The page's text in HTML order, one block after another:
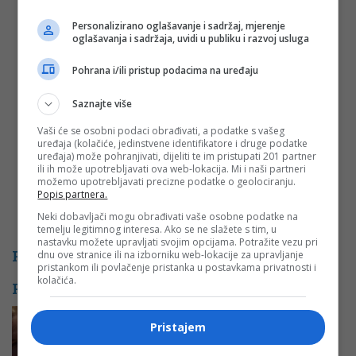
Komentar
PROMO
POVEZANE VIJESTI
Majci dvoje djece hitno potrebna
pomoć: Za liječenje treba 15.000 KM
Personalizirano oglašavanje i sadržaj, mjerenje
oglašavanja i sadržaja, uvidi u publiku i razvoj usluga
Pohrana i/ili pristup podacima na uređaju
Saznajte više
Vaši će se osobni podaci obrađivati, a podatke s vašeg
uređaja (kolačiće, jedinstvene identifikatore i druge podatke
uređaja) može pohranjivati, dijeliti te im pristupati 201 partner
ili ih može upotrebljavati ova web-lokacija. Mi i naši partneri
možemo upotrebljavati precizne podatke o geolociranju.
Popis partnera.
Neki dobavljači mogu obrađivati vaše osobne podatke na
temelju legitimnog interesa. Ako se ne slažete s tim, u
nastavku možete upravljati svojim opcijama. Potražite vezu pri
dnu ove stranice ili na izborniku web-lokacije za upravljanje
pristankom ili povlačenje pristanka u postavkama privatnosti i
kolačića.
Pristajem